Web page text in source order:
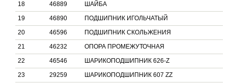
18
46889
ШАЙБА
19
46890
ПОДШИПНИК ИГОЛЬЧАТЫЙ
20
46596
ПОДШИПНИК СКОЛЬЖЕНИЯ
21
46232
ОПОРА ПРОМЕЖУТОЧНАЯ
22
46546
ШАРИКОПОДШИПНИК 626-Z
23
29259
ШАРИКОПОДШИПНИК 607 ZZ